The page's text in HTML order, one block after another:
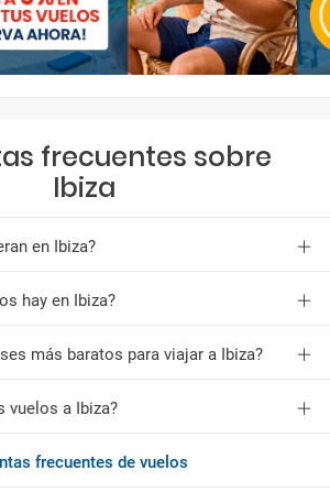
frecuentes sobre
Ibiza
en Ibiza?
hay en Ibiza?
más baratos para viajar a Ibiza?
vuelos a Ibiza?
frecuentes de vuelos